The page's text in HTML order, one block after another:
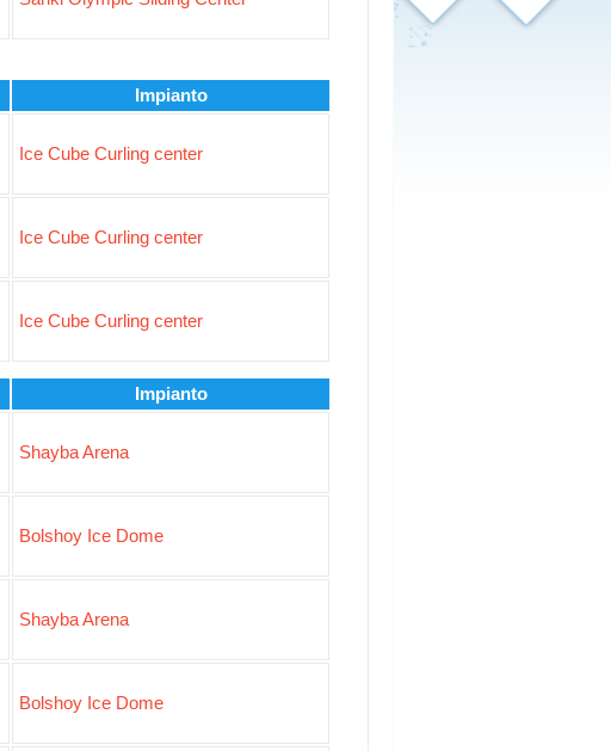
Impianto
Ice Cube Curling center
Ice Cube Curling center
Ice Cube Curling center
Impianto
Shayba Arena
Bolshoy Ice Dome
Shayba Arena
Bolshoy Ice Dome